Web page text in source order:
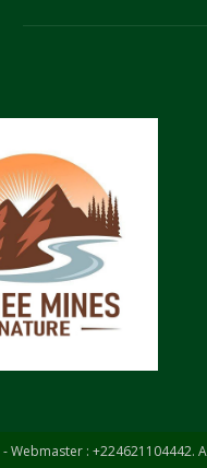
Webmaster : +224621104442.